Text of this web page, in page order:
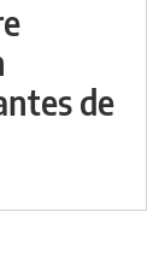
de